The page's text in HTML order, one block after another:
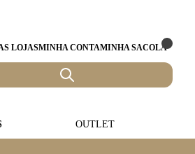
LOJASMINHA CONTAMINHA SACOLA
OUTLET